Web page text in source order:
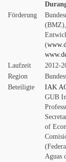
Förderung
(
Laufzeit
2012-
Region
Beteiligte
IAK
GUB
of
Aguas